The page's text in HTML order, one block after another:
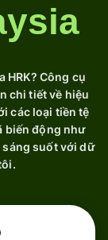
HRK? Công cụ
chi tiết về hiệu
các loại tiền tệ
biến động như
sáng suốt với dữ